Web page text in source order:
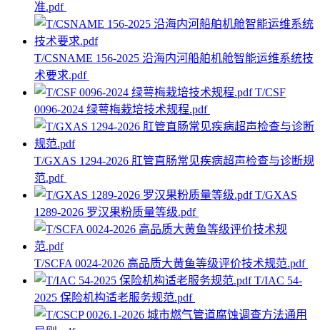
准.pdf
T/CSNAME 156-2025 沿海内河船舶机舱智能运维系统技
术要求.pdf
T/CSF
0096-2024 绿萼梅栽培技术规程.pdf
T/GXAS 1294-2026 肛管直肠常见疾病超声检查与诊断规
范.pdf
T/GXAS
1289-2026 罗汉果粉质量等级.pdf
T/SCFA 0024-2026 高品质大黄鱼等级评价技术规范.pdf
T/IAC 54-
2025 保险机构适老服务规范.pdf